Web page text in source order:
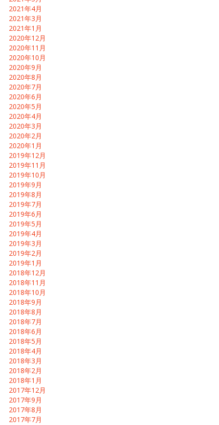
2021年4月
2021年3月
2021年1月
2020年12月
2020年11月
2020年10月
2020年9月
2020年8月
2020年7月
2020年6月
2020年5月
2020年4月
2020年3月
2020年2月
2020年1月
2019年12月
2019年11月
2019年10月
2019年9月
2019年8月
2019年7月
2019年6月
2019年5月
2019年4月
2019年3月
2019年2月
2019年1月
2018年12月
2018年11月
2018年10月
2018年9月
2018年8月
2018年7月
2018年6月
2018年5月
2018年4月
2018年3月
2018年2月
2018年1月
2017年12月
2017年9月
2017年8月
2017年7月